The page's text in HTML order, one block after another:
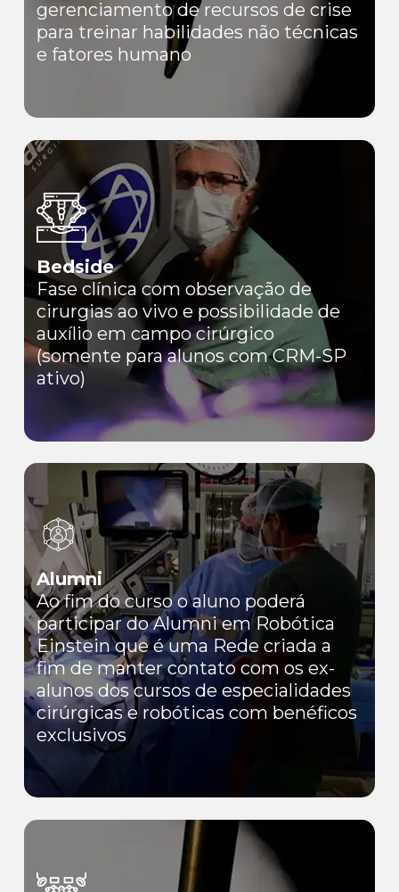
gerenciamento de recursos de crise
para treinar habilidades não técnicas
e fatores humano
Bedside
Fase clínica com observação de
cirurgias ao vivo e possibilidade de
auxílio em campo cirúrgico
(somente para alunos com CRM-SP
ativo)
Alumni
Ao fim do curso o aluno poderá
participar do Alumni em Robótica
Einstein que é uma Rede criada a
fim de manter contato com os ex-
alunos dos cursos de especialidades
cirúrgicas e robóticas com benéficos
exclusivos